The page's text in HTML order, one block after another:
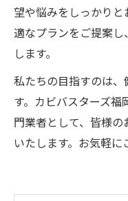
望や悩みをしっかり
適なプランをご提案
します。
私たちの目指すのは
す。カビバスターズ
門業者として、皆様
いたします。お気軽に